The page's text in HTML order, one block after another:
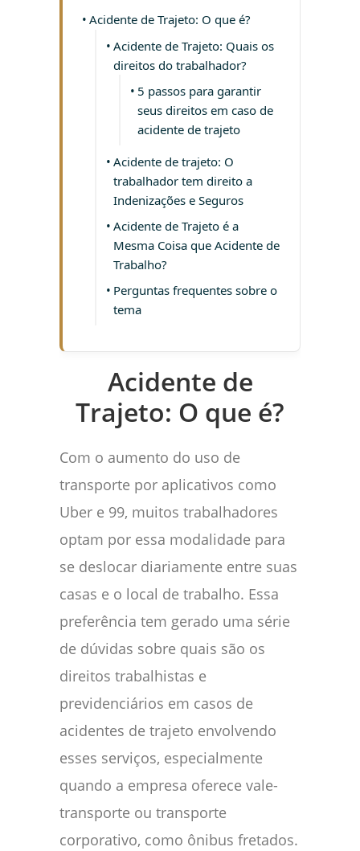
Acidente de Trajeto: O que é?
Acidente de Trajeto: Quais os
direitos do trabalhador?
5 passos para garantir
seus direitos em caso de
acidente de trajeto
Acidente de trajeto: O
trabalhador tem direito a
Indenizações e Seguros
Acidente de Trajeto é a
Mesma Coisa que Acidente de
Trabalho?
Perguntas frequentes sobre o
tema
Acidente de
Trajeto: O que é?
Com o aumento do uso de
transporte por aplicativos como
Uber e 99, muitos trabalhadores
optam por essa modalidade para
se deslocar diariamente entre suas
casas e o local de trabalho. Essa
preferência tem gerado uma série
de dúvidas sobre quais são os
direitos trabalhistas e
previdenciários em casos de
acidentes de trajeto envolvendo
esses serviços, especialmente
quando a empresa oferece vale-
transporte ou transporte
corporativo, como ônibus fretados.